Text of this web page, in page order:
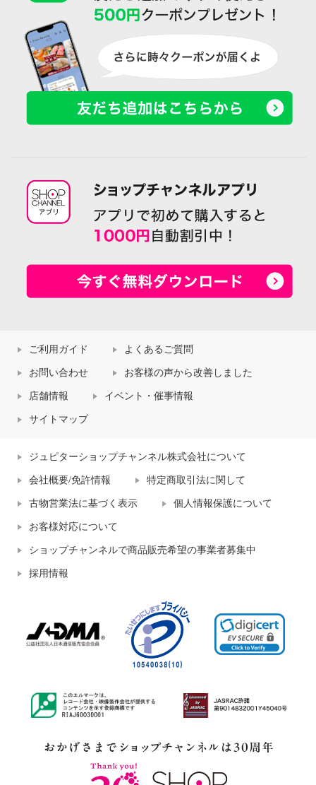
ご利用ガイド よくあるご質問
お問い合わせ お客様の声から改善しました
店舗情報 イベント・催事情報
サイトマップ
ジュピターショップチャンネル株式会社について
会社概要/免許情報 特定商取引法に関して
古物営業法に基づく表示 個人情報保護について
お客様対応について
ショップチャンネルで商品販売希望の事業者募集中
採用情報